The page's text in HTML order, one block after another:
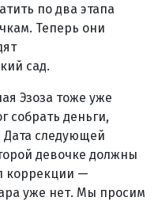
по два этапа
Теперь они
сад.
Эзоза тоже уже
собрать деньги,
Дата следующей
девочке должны
коррекции —
уже нет. Мы просим